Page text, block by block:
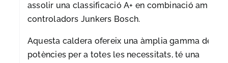
assolir una classificació A+ en combinació amb
controladors Junkers Bosch.
Aquesta caldera ofereix una àmplia gamma de
potències per a totes les necessitats, té una